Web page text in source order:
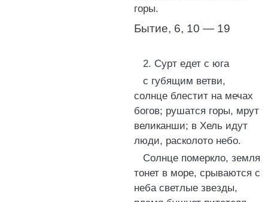
горы.
Бытие, 6, 10 — 19
2. Сурт едет с юга
с губящим ветви,
солнце блестит на мечах
богов; рушатся горы, мрут
великанши; в Хель идут
люди, расколото небо.
Солнце померкло, земля
тонет в море, срываются с
неба светлые звезды,